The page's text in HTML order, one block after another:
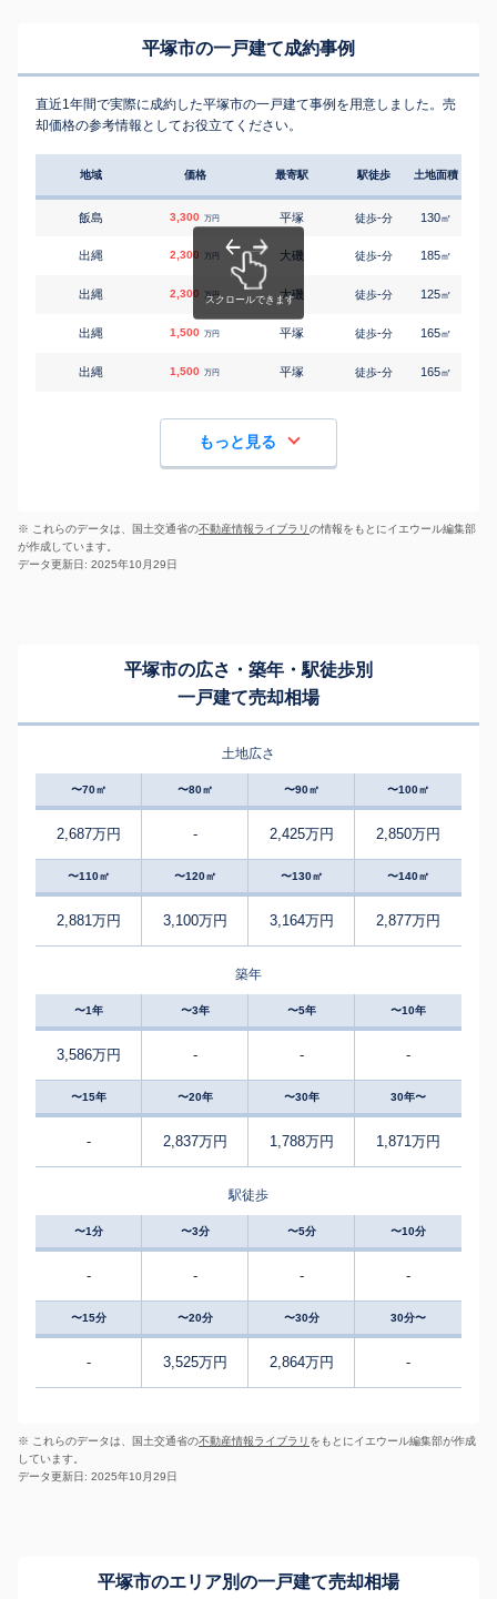
平塚市の一戸建て成約事例
直近1年間で実際に成約した平塚市の一戸建て事例を用意しました。売
却価格の参考情報としてお役立てください。
地域 価格 最寄駅 駅徒歩 土地面積
飯島 3,300 万円 平塚 徒歩-分 130㎡
出縄 2,300 万円 大磯 徒歩-分 185㎡
出縄 2,300 万円 大磯 徒歩-分 125㎡
出縄 1,500 万円 平塚 徒歩-分 165㎡
出縄 1,500 万円 平塚 徒歩-分 165㎡
もっと見る
※ これらのデータは、国土交通省の不動産情報ライブラリの情報をもとにイエウール編集部
が作成しています。
データ更新日: 2025年10月29日
平塚市の広さ・築年・駅徒歩別
一戸建て売却相場
土地広さ
〜70㎡ 〜80㎡ 〜90㎡ 〜100㎡
2,687万円 - 2,425万円 2,850万円
〜110㎡ 〜120㎡ 〜130㎡ 〜140㎡
2,881万円 3,100万円 3,164万円 2,877万円
築年
〜1年 〜3年 〜5年 〜10年
3,586万円 - - -
〜15年 〜20年 〜30年 30年〜
- 2,837万円 1,788万円 1,871万円
駅徒歩
〜1分 〜3分 〜5分 〜10分
- - - -
〜15分 〜20分 〜30分 30分〜
- 3,525万円 2,864万円 -
※ これらのデータは、国土交通省の不動産情報ライブラリ をもとにイエウール編集部が作成
しています。
データ更新日: 2025年10月29日
平塚市のエリア別の一戸建て売却相場